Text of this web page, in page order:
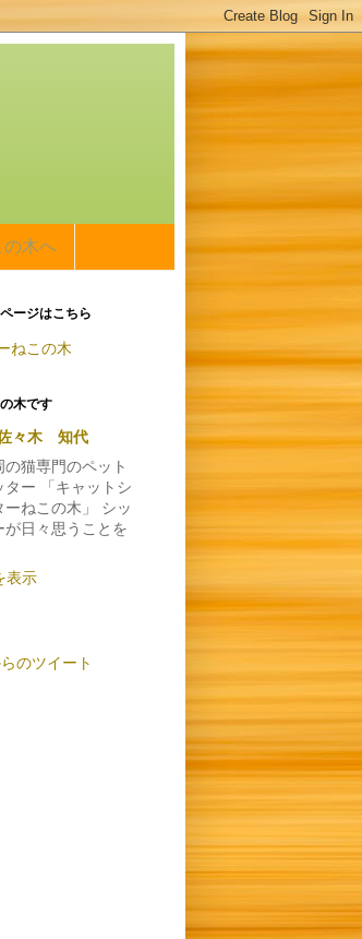
の木へ
ージはこちら
ねこの木
木です
々木 知代
の猫専門のペット
ター 「キャットシ
ーねこの木」 シッ
が日々思うことを
表示
のツイート